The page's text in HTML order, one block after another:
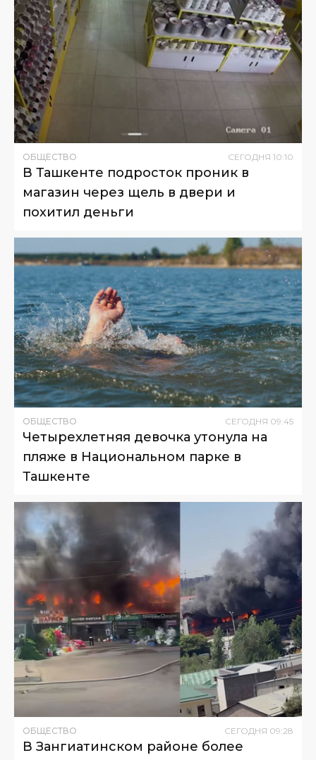
ОБЩЕСТВО СЕГОДНЯ 10:10
В Ташкенте подросток проник в
магазин через щель в двери и
похитил деньги
ОБЩЕСТВО СЕГОДНЯ 09:45
Четырехлетняя девочка утонула на
пляже в Национальном парке в
Ташкенте
ОБЩЕСТВО СЕГОДНЯ 09:28
В Зангиатинском районе более